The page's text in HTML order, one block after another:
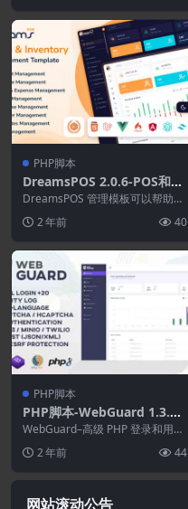
PHP脚本
DreamsPOS 2.0.6-POS和库
存管理管理员仪表板模板
DreamsPOS 管理模板可以帮助组
括 item...
2 年前 40
PHP脚本
PHP脚本-WebGuard 1.3.5-
高级PHP登录和用户管理
WebGuard–高级 PHP 登录和用户
管理 是一个 PHP 应用程序，在
C...2 年前 44
网站滚动公告